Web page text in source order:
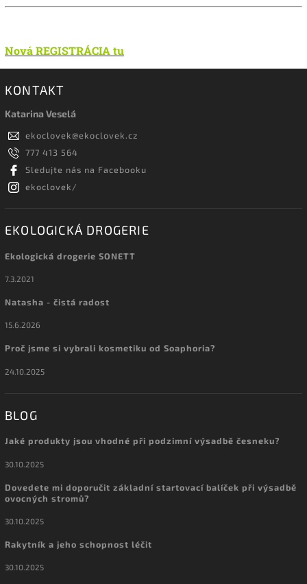
Nová REGISTRÁCIA tu
KONTAKT
Katarina Veselá
ekoclovek@ekoclovek.cz
777 413 564
Sledujte nás na Facebooku
ekoclovek/
EKOLOGICKÁ DROGERIE
Ekologická drogerie SONETT
7.3.2021
Natasha - čistá radost
15.6.2026
Proč jsme si vybrali kosmetiku od Soaphoria?
24.10.2025
BLOG
Jaké produkty jsou vhodné při podzimní výsadbě česneku?
30.10.2025
Dovedete mi doporučit základní startovací balíček při výsadbě
ovocných stromů?
30.10.2025
Rakytník a jeho schopnost léčit
30.10.2025